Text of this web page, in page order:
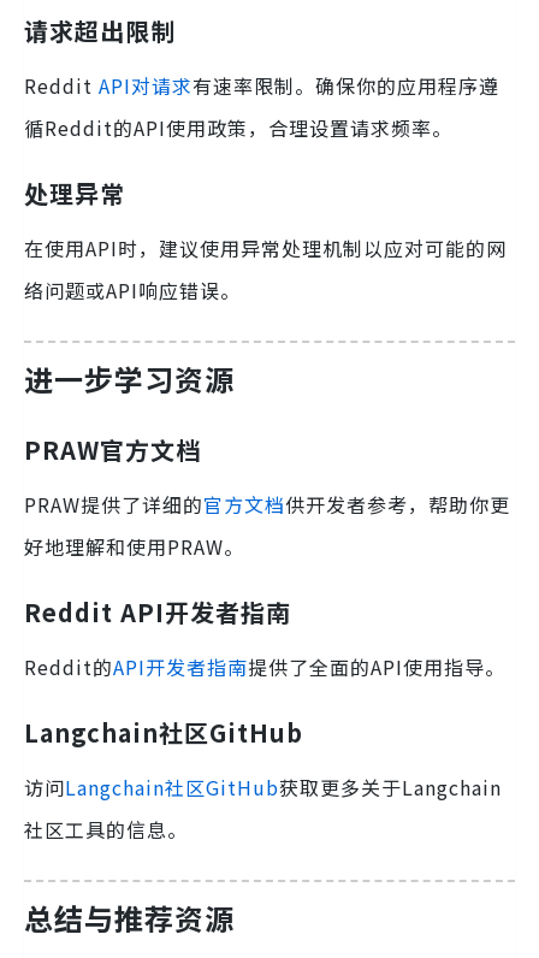
请求超出限制
Reddit API对请求有速率限制。确保你的应用程序遵
循Reddit的API使用政策，合理设置请求频率。
处理异常
在使用API时，建议使用异常处理机制以应对可能的网
络问题或API响应错误。
进一步学习资源
PRAW官方文档
PRAW提供了详细的官方文档供开发者参考，帮助你更
好地理解和使用PRAW。
Reddit API开发者指南
Reddit的API开发者指南提供了全面的API使用指导。
Langchain社区GitHub
访问Langchain社区GitHub获取更多关于Langchain
社区工具的信息。
总结与推荐资源